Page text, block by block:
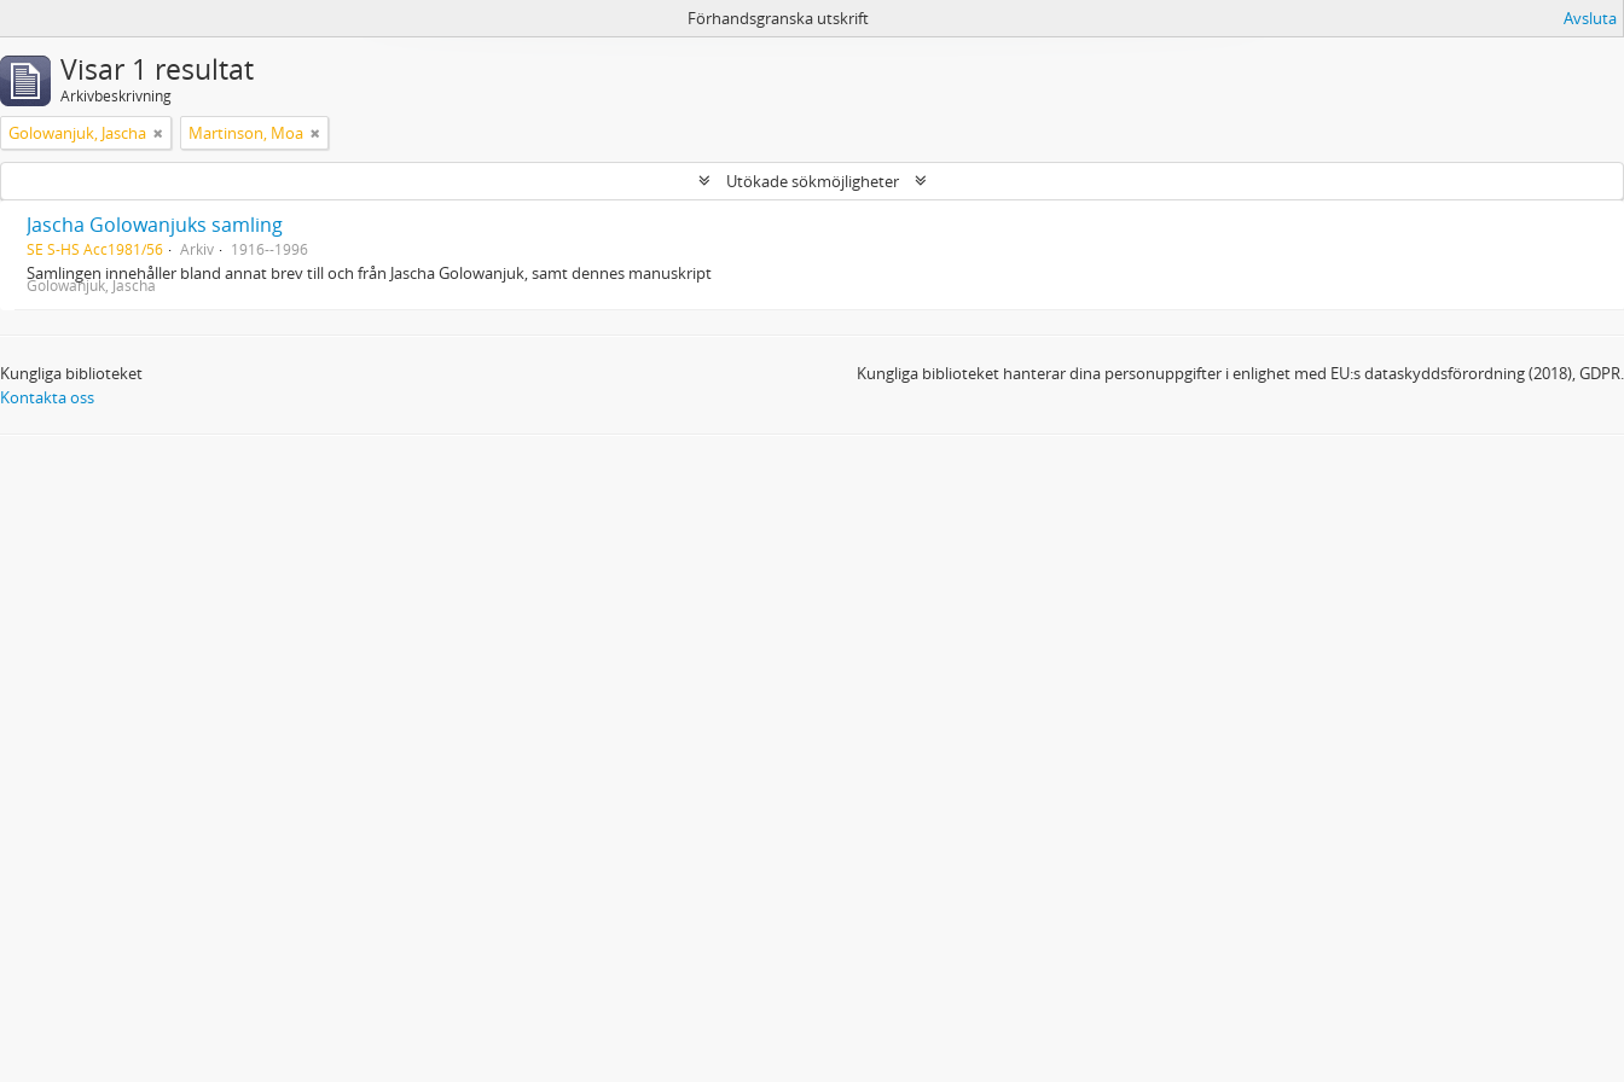
Förhandsgranska utskrift Avsluta
Visar 1 resultat
Arkivbeskrivning
Golowanjuk, Jascha Martinson, Moa
Utökade sökmöjligheter
Jascha Golowanjuks samling
SE S-HS Acc1981/56 Arkiv 1916--1996
Samlingen innehåller bland annat brev till och från Jascha Golowanjuk, samt dennes manuskript
Golowanjuk, Jascha
Kungliga biblioteket
Kontakta oss
Kungliga biblioteket hanterar dina personuppgifter i enlighet med EU:s dataskyddsförordning (2018), GDPR.